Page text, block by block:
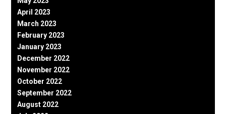
April 2023
March 2023
February 2023
January 2023
December 2022
November 2022
October 2022
September 2022
August 2022